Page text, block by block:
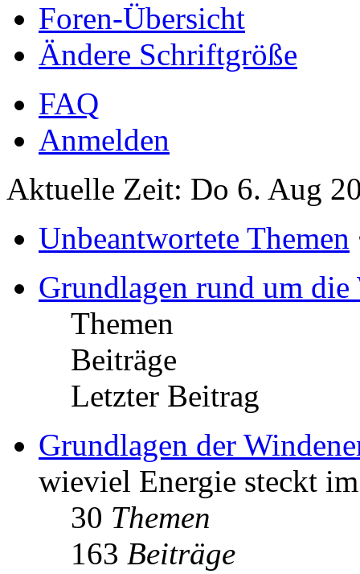
Foren-Übersicht
Ändere Schriftgröße
FAQ
Anmelden
Aktuelle Zeit: Do 6. Aug
Unbeantwortete Themen
Grundlagen rund um
Themen
Beiträge
Letzter Beitrag
Grundlagen der
wieviel Energie steckt
30 Themen
163 Beiträge